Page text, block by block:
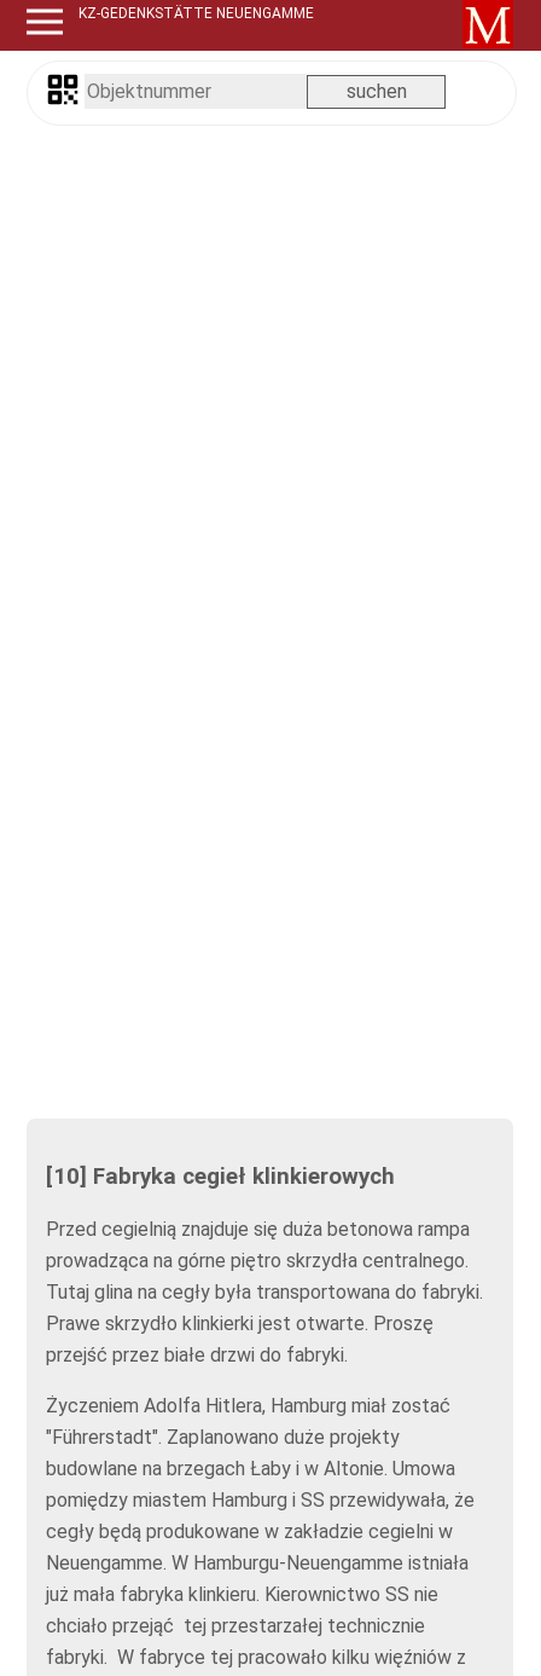
KZ-GEDENKSTÄTTE NEUENGAMME
[10] Fabryka cegieł klinkierowych
Przed cegielnią znajduje się duża betonowa rampa
prowadząca na górne piętro skrzydła centralnego.
Tutaj glina na cegły była transportowana do fabryki.
Prawe skrzydło klinkierki jest otwarte. Proszę
przejść przez białe drzwi do fabryki.
Życzeniem Adolfa Hitlera, Hamburg miał zostać
"Führerstadt". Zaplanowano duże projekty
budowlane na brzegach Łaby i w Altonie. Umowa
pomiędzy miastem Hamburg i SS przewidywała, że
cegły będą produkowane w zakładzie cegielni w
Neuengamme. W Hamburgu-Neuengamme istniała
już mała fabryka klinkieru. Kierownictwo SS nie
chciało przejąć tej przestarzałej technicznie
fabryki. W fabryce tej pracowało kilku więźniów z